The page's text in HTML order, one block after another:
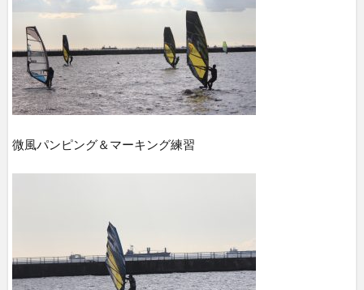
微風パンピング＆マーキング練習